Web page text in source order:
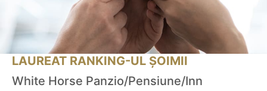
LAUREAT RANKING-UL ȘOIMII
White Horse Panzio/Pensiune/Inn